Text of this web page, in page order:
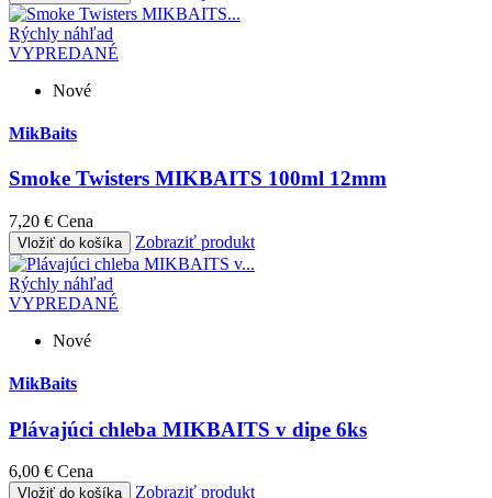
Rýchly náhľad
VYPREDANÉ
Nové
MikBaits
Smoke Twisters MIKBAITS 100ml 12mm
7,20 € Cena
Vložiť do košíka Zobraziť produkt
Rýchly náhľad
VYPREDANÉ
Nové
MikBaits
Plávajúci chleba MIKBAITS v dipe 6ks
6,00 € Cena
Vložiť do košíka Zobraziť produkt